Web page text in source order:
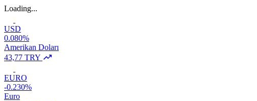
Loading...
USD
0.080%
Amerikan Doları
43,77 TRY
EURO
-0.230%
Euro